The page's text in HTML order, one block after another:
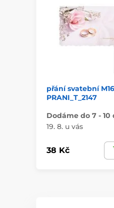
přání svatební
PRANI_T_2147
Dodáme do 7 - 10
19. 8. u vás
38 Kč